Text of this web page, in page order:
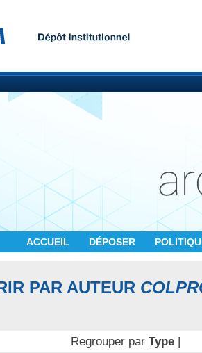
ACCUEIL DÉPOSER
PAR AUTEUR
Regrouper par Type|